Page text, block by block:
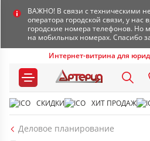
ВАЖНО! В связи с техническими
оператора городской связи, у
городские номера телефонов. Но
на мобильных номерах. Спасибо
Интернет-витрина для
СКИДКИ ХИТ ПРОДАЖ
Деловое планирование